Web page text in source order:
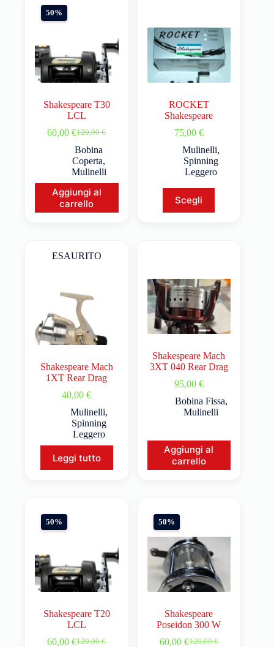
50%
Shakespeare T30
LCL
120,00€
60,00€
Bobina
Coperta,
Mulinelli
Aggiungi al
carrello
ROCKET
Shakespeare
75,00 €
Mulinelli,
Spinning
Leggero
Scegli
ESAURITO
Shakespeare Mach
1XT Rear Drag
40,00€
Mulinelli,
Spinning
Leggero
Leggi tutto
Shakespeare Mach
3XT 040 Rear Drag
95,00 €
Bobina Fissa,
Mulinelli
Aggiungi al
carrello
50%
Shakespeare T20
LCL
120,00€
60,00€
50%
Shakespeare
Poseidon 300 W
120,00€
60,00 €